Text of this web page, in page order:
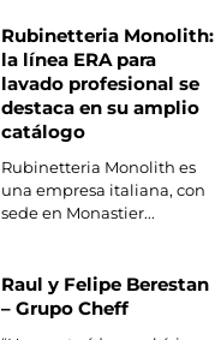
Rubinetteria Monolith:
la línea ERA para
lavado profesional se
destaca en su amplio
catálogo
Rubinetteria Monolith es
una empresa italiana, con
sede en Monastier...
Raul y Felipe Berestan
– Grupo Cheff